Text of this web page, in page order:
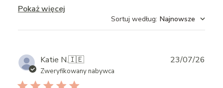
Pokaż więcej
Sortuj według: Najnowsze
Katie N.🇮🇪
Zweryfikowany nabywca
23/07/26